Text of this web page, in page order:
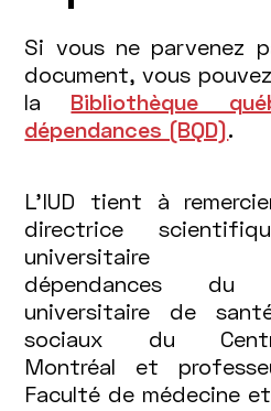
Si vous ne parvenez
document, vous
la Bibliothèque
dépendances (BQD).
L’IUD tient à
directrice
dépendances du
universitaire de
sociaux du
Montréal et
Faculté de médecine